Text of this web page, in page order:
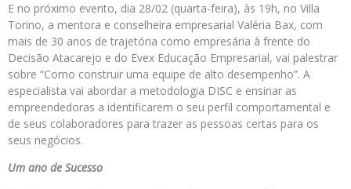
E no próximo evento, dia 28/02 (quarta-feira), às 19h, no Villa
Torino, a mentora e conselheira empresarial Valéria Bax, com
mais de 30 anos de trajetória como empresária à frente do
Decisão Atacarejo e do Evex Educação Empresarial, vai palestrar
sobre “Como construir uma equipe de alto desempenho”. A
especialista vai abordar a metodologia DISC e ensinar as
empreendedoras a identificarem o seu perfil comportamental e
de seus colaboradores para trazer as pessoas certas para os
seus negócios.
Um ano de Sucesso